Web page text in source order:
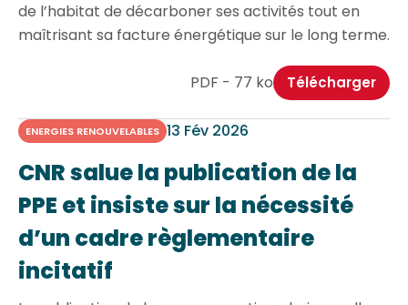
de l’habitat de décarboner ses activités tout en
maîtrisant sa facture énergétique sur le long terme.
PDF - 77 ko Télécharger
ENERGIES RENOUVELABLES 13 Fév 2026
CNR salue la publication de la
PPE et insiste sur la nécessité
d’un cadre règlementaire
incitatif